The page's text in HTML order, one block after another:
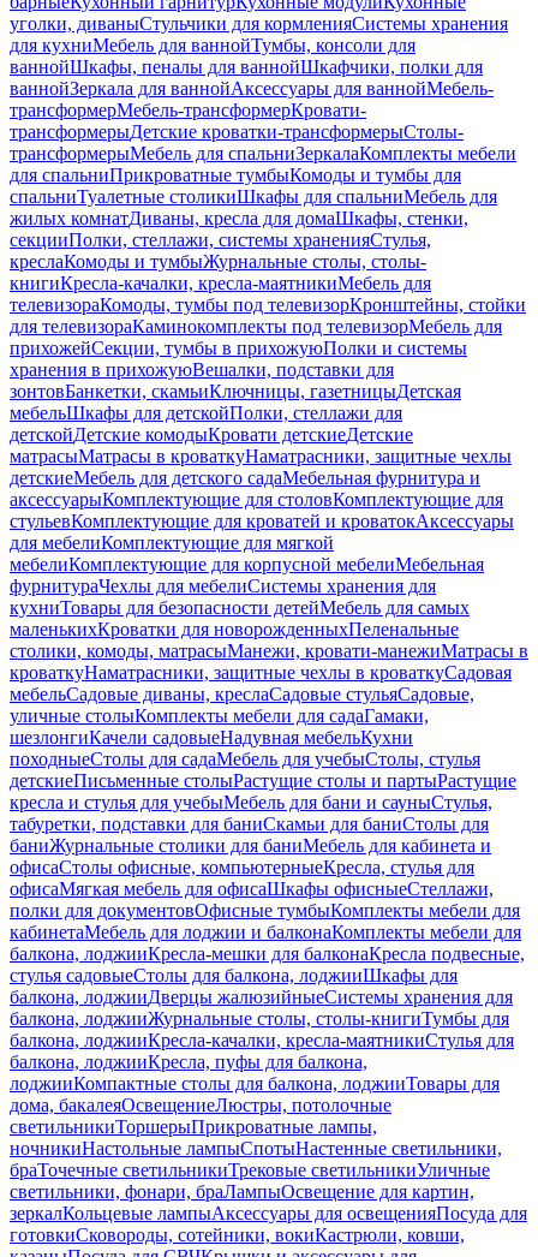
уголки, диваныСтульчики для кормленияСистемы хранения
для кухниМебель для ваннойТумбы, консоли для
ваннойШкафы, пеналы для ваннойШкафчики, полки для
ваннойЗеркала для ваннойАксессуары для ваннойМебель-
трансформерМебель-трансформерКровати-
трансформерыДетские кроватки-трансформерыСтолы-
трансформерыМебель для спальниЗеркалаКомплекты мебели
для спальниПрикроватные тумбыКомоды и тумбы для
спальниТуалетные столикиШкафы для спальниМебель для
жилых комнатДиваны, кресла для домаШкафы, стенки,
секцииПолки, стеллажи, системы храненияСтулья,
креслаКомоды и тумбыЖурнальные столы, столы-
книгиКресла-качалки, кресла-маятникиМебель для
телевизораКомоды, тумбы под телевизорКронштейны, стойки
для телевизораКаминокомплекты под телевизорМебель для
прихожейСекции, тумбы в прихожуюПолки и системы
хранения в прихожуюВешалки, подставки для
зонтовБанкетки, скамьиКлючницы, газетницыДетская
мебельШкафы для детскойПолки, стеллажи для
детскойДетские комодыКровати детскиеДетские
матрасыМатрасы в кроваткуНаматрасники, защитные чехлы
детскиеМебель для детского садаМебельная фурнитура и
аксессуарыКомплектующие для столовКомплектующие для
стульевКомплектующие для кроватей и кроватокАксессуары
для мебелиКомплектующие для мягкой
мебелиКомплектующие для корпусной мебелиМебельная
фурнитураЧехлы для мебелиСистемы хранения для
кухниТовары для безопасности детейМебель для самых
маленькихКроватки для новорожденныхПеленальные
столики, комоды, матрасыМанежи, кровати-манежиМатрасы в
кроваткуНаматрасники, защитные чехлы в кроваткуСадовая
мебельСадовые диваны, креслаСадовые стульяСадовые,
уличные столыКомплекты мебели для садаГамаки,
шезлонгиКачели садовыеНадувная мебельКухни
походныеСтолы для садаМебель для учебыСтолы, стулья
детскиеПисьменные столыРастущие столы и партыРастущие
кресла и стулья для учебыМебель для бани и сауныСтулья,
табуретки, подставки для баниСкамьи для баниСтолы для
баниЖурнальные столики для баниМебель для кабинета и
офисаСтолы офисные, компьютерныеКресла, стулья для
офисаМягкая мебель для офисаШкафы офисныеСтеллажи,
полки для документовОфисные тумбыКомплекты мебели для
кабинетаМебель для лоджии и балконаКомплекты мебели для
балкона, лоджииКресла-мешки для балконаКресла подвесные,
стулья садовыеСтолы для балкона, лоджииШкафы для
балкона, лоджииДверцы жалюзийныеСистемы хранения для
балкона, лоджииЖурнальные столы, столы-книгиТумбы для
балкона, лоджииКресла-качалки, кресла-маятникиСтулья для
балкона, лоджииКресла, пуфы для балкона,
лоджииКомпактные столы для балкона, лоджииТовары для
дома, бакалеяОсвещениеЛюстры, потолочные
светильникиТоршерыПрикроватные лампы,
ночникиНастольные лампыСпотыНастенные светильники,
браТочечные светильникиТрековые светильникиУличные
светильники, фонари, браЛампыОсвещение для картин,
зеркалКольцевые лампыАксессуары для освещенияПосуда для
готовкиСковороды, сотейники, вокиКастрюли, ковши,